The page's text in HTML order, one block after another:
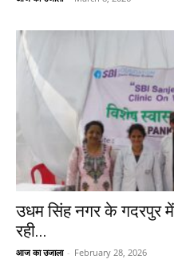
उधम सिंह नगर के गदरपुर
रही...
आज का उजाला - February 28, 2026